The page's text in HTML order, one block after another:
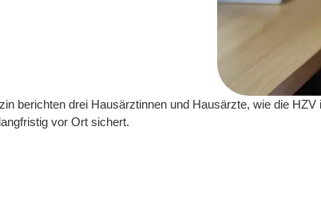
berichten drei Hausärztinnen und Hausärzte, wie die
vor Ort sichert.